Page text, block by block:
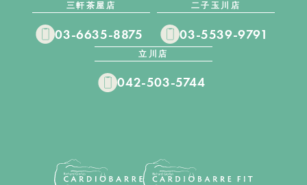
三軒茶屋店
03-6635-8875
二子玉川店
03-5539-9791
立川店
042-503-5744